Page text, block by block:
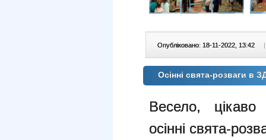
Опубліковано: 18-11-2022, 13:42 |
Осінні свята-розваги в
Весело,
осінні свята-